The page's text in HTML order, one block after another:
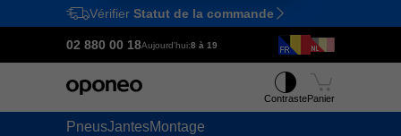
Ctrl M
Vérifier Statut de la commande
02 880 00 18Aujourd'hui:8 à 19
PneusJantesMontage
ContrastePanier